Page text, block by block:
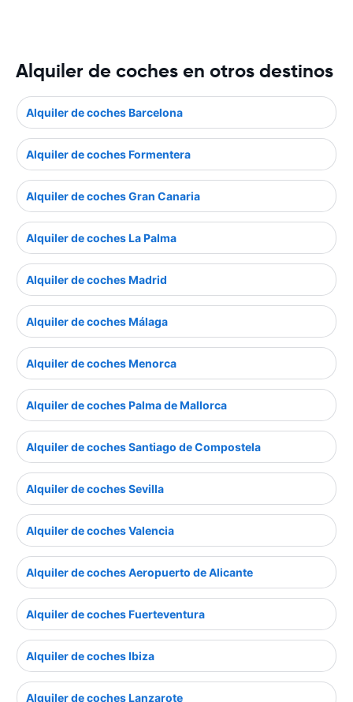
Alquiler de coches en otros destinos
Alquiler de coches Barcelona
Alquiler de coches Formentera
Alquiler de coches Gran Canaria
Alquiler de coches La Palma
Alquiler de coches Madrid
Alquiler de coches Málaga
Alquiler de coches Menorca
Alquiler de coches Palma de Mallorca
Alquiler de coches Santiago de Compostela
Alquiler de coches Sevilla
Alquiler de coches Valencia
Alquiler de coches Aeropuerto de Alicante
Alquiler de coches Fuerteventura
Alquiler de coches Ibiza
Alquiler de coches Lanzarote